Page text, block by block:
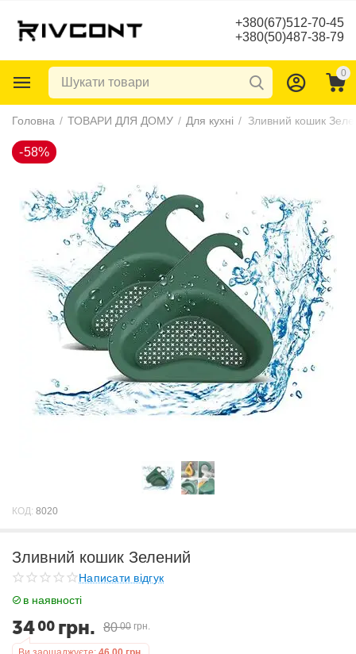
+380(67)512-70-45
+380(50)487-38-79
0
Головна / ТОВАРИ ДЛЯ ДОМУ / Для кухні / Зливний кошик
КОД: 8020
Зливний кошик Зелений
Написати відгук
в наявності
3400 грн. 80 00 грн.